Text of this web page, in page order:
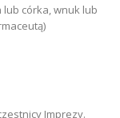
lub córka, wnuk lub
Imprezy.